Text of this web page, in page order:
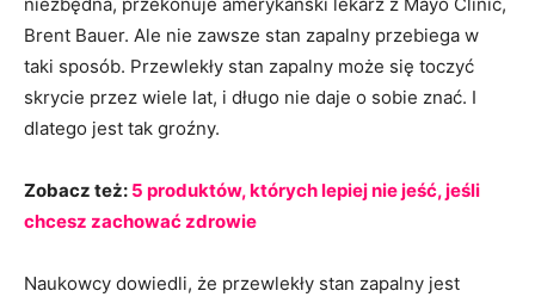
Brent Bauer. Ale nie zawsze stan zapalny przebiega w
taki sposób. Przewlekły stan zapalny może się toczyć
skrycie przez wiele lat, i długo nie daje o sobie znać. I
dlatego jest tak groźny.
Zobacz też: 5 produktów, których lepiej nie jeść, jeśli
chcesz zachować zdrowie
Naukowcy dowiedli, że przewlekły stan zapalny jest